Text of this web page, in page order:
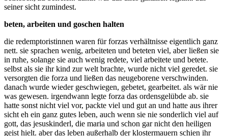
seiner sicht zumindest.
beten, arbeiten und goschen halten
die redemptoristinnen waren für forzas verhältnisse eigentlich ganz
nett. sie sprachen wenig, arbeiteten und beteten viel, aber ließen sie
in ruhe, solange sie auch wenig redete, viel arbeitete und betete.
selbst als sie ihr kind zur welt brachte, wurde nicht viel geredet. sie
versorgten die forza und ließen das neugeborene verschwinden.
danach wurde wieder geschwiegen, gebetet, gearbeitet. als wär nie
was gewesen. irgendwann legte forza das ordensgelübde ab. sie
hatte sonst nicht viel vor, packte viel und gut an und hatte aus ihrer
sicht eh ein ganz gutes leben, auch wenn sie nie sonderlich viel auf
gott, das jesuskinderl, die maria und schon gar nicht den heiligen
geist hielt. aber das leben außerhalb der klostermauern schien ihr